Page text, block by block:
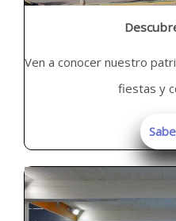
Ven a conocer nuestro
fiestas y